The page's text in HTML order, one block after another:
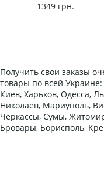
1349 грн.
Получить свои заказы
товары по всей Украине:
Киев, Харьков, Одесса,
Николаев, Мариуполь,
Черкассы, Сумы,
Бровары, Борисполь,